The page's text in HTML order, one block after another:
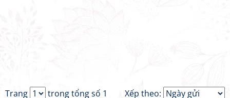
Xếp theo:
Trang trong tổng số 1